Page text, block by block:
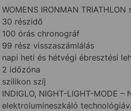
WOMENS IRONMAN
30 részidő
100 órás chronográf
99 rész visszaszámlálás
napi heti és hétvégi ébresztési
2 időzóna
szilikon szíj
INDIGLO, NIGHT-LIGHT-MODE
elektrolumineszkáló